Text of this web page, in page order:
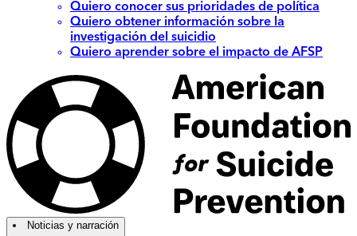
Quiero conocer sus prioridades de política
Quiero obtener información sobre la
investigación del suicidio
Quiero aprender sobre el impacto de AFSP
Noticias y narración